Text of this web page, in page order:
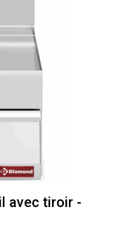
avec tiroir -